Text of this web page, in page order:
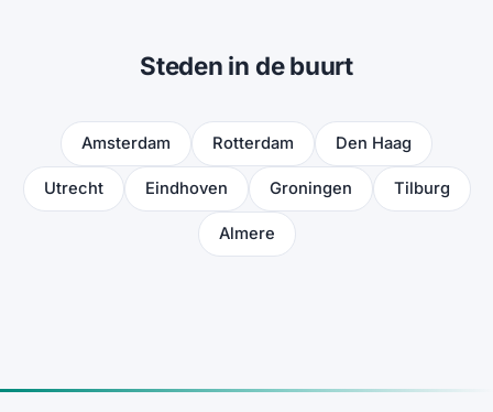
Steden in de buurt
Amsterdam Rotterdam Den Haag
Utrecht Eindhoven Groningen Tilburg
Almere